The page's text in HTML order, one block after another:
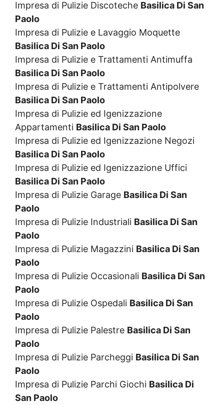
Impresa di Pulizie Discoteche Basilica Di San
Paolo
Impresa di Pulizie e Lavaggio Moquette
Basilica Di San Paolo
Impresa di Pulizie e Trattamenti Antimuffa
Basilica Di San Paolo
Impresa di Pulizie e Trattamenti Antipolvere
Basilica Di San Paolo
Impresa di Pulizie ed Igenizzazione
Appartamenti Basilica Di San Paolo
Impresa di Pulizie ed Igenizzazione Negozi
Basilica Di San Paolo
Impresa di Pulizie ed Igenizzazione Uffici
Basilica Di San Paolo
Impresa di Pulizie Garage Basilica Di San
Paolo
Impresa di Pulizie Industriali Basilica Di San
Paolo
Impresa di Pulizie Magazzini Basilica Di San
Paolo
Impresa di Pulizie Occasionali Basilica Di San
Paolo
Impresa di Pulizie Ospedali Basilica Di San
Paolo
Impresa di Pulizie Palestre Basilica Di San
Paolo
Impresa di Pulizie Parcheggi Basilica Di San
Paolo
Impresa di Pulizie Parchi Giochi Basilica Di
San Paolo